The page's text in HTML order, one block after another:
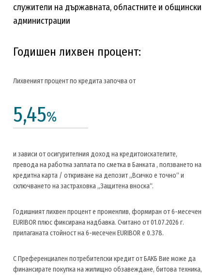
служители на държавната, областните и общински
администрации
Годишен лихвен процент:
Лихвеният процент по кредита започва от
5,45%
и зависи от осигурителния доход на кредитоискателите,
превода на работна заплата по сметка в Банката , ползването на
кредитна карта / откриване на депозит „Всичко е точно“ и
сключването на застраховка „Защитена вноска“.
Годишният лихвен процент е променлив, формиран от 6-месечен
EURIBOR плюс фиксирана надбавка. Считано от 01.07.2026 г.
прилаганата стойност на 6-месечен EURIBOR е 0.378.
С Преференциален потребителски кредит от БАКБ Вие може да
финансирате покупка на жилищно обзавеждане, битова техника,